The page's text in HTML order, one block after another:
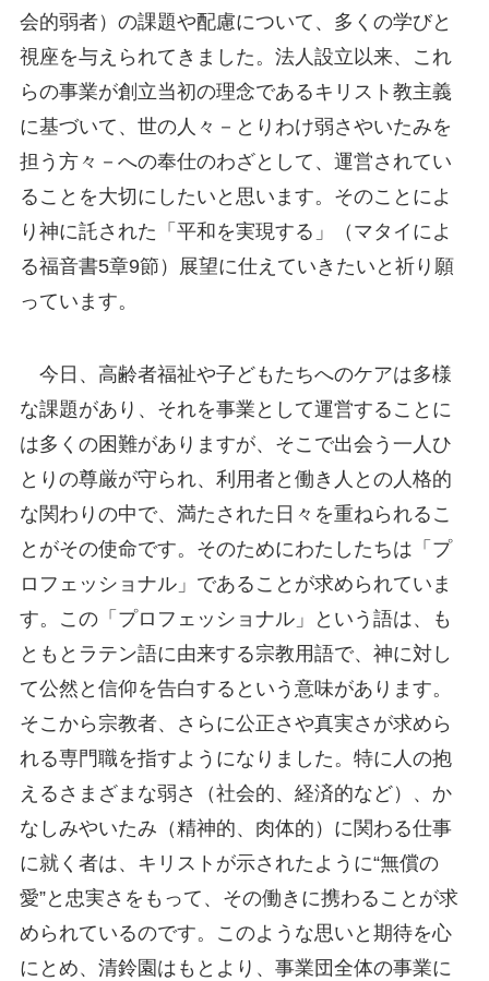
会的弱者）の課題や配慮について、多くの学びと
視座を与えられてきました。法人設立以来、これ
らの事業が創立当初の理念であるキリスト教主義
に基づいて、世の人々－とりわけ弱さやいたみを
担う方々－への奉仕のわざとして、運営されてい
ることを大切にしたいと思います。そのことによ
り神に託された「平和を実現する」（マタイによ
る福音書5章9節）展望に仕えていきたいと祈り願
っています。
今日、高齢者福祉や子どもたちへのケアは多様
な課題があり、それを事業として運営することに
は多くの困難がありますが、そこで出会う一人ひ
とりの尊厳が守られ、利用者と働き人との人格的
な関わりの中で、満たされた日々を重ねられるこ
とがその使命です。そのためにわたしたちは「プ
ロフェッショナル」であることが求められていま
す。この「プロフェッショナル」という語は、も
ともとラテン語に由来する宗教用語で、神に対し
て公然と信仰を告白するという意味があります。
そこから宗教者、さらに公正さや真実さが求めら
れる専門職を指すようになりました。特に人の抱
えるさまざまな弱さ（社会的、経済的など）、か
なしみやいたみ（精神的、肉体的）に関わる仕事
に就く者は、キリストが示されたように“無償の
愛”と忠実さをもって、その働きに携わることが求
められているのです。このような思いと期待を心
にとめ、清鈴園はもとより、事業団全体の事業に